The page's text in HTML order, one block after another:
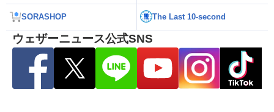
SORASHOP The Last 10-second
ウェザーニュース公式SNS